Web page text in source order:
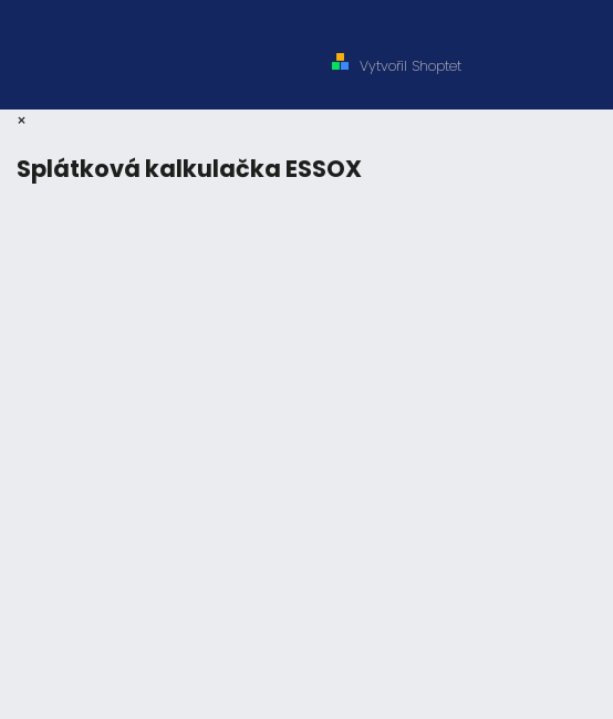
Vytvořil Shoptet
×
Splátková kalkulačka ESSOX